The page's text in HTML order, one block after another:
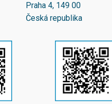
Praha 4, 149 00
Česká republika